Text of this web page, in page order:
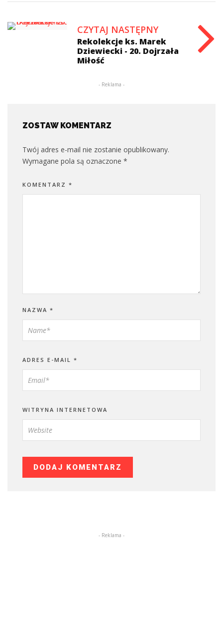
CZYTAJ NASTĘPNY
Rekolekcje ks. Marek
Dziewiecki - 20. Dojrzała
Miłość
- Reklama -
ZOSTAW KOMENTARZ
Twój adres e-mail nie zostanie opublikowany.
Wymagane pola są oznaczone *
KOMENTARZ *
NAZWA *
ADRES E-MAIL *
WITRYNA INTERNETOWA
- Reklama -